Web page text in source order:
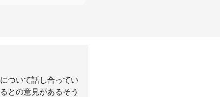
ついて話し合ってい
との意見があるそう